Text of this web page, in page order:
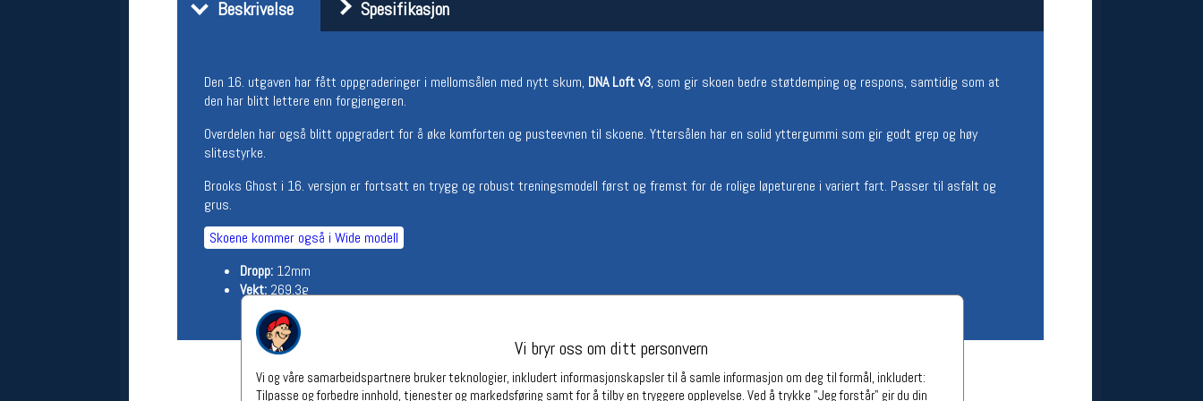
Beskrivelse Spesifikasjon
Den 16. utgaven har fått oppgraderinger i mellomsålen med nytt skum, DNA Loft v3, som gir skoen bedre støtdemping og respons, samtidig som at
den har blitt lettere enn forgjengeren.
Overdelen har også blitt oppgradert for å øke komforten og pusteevnen til skoene. Yttersålen har en solid yttergummi som gir godt grep og høy
slitestyrke.
Brooks Ghost i 16. versjon er fortsatt en trygg og robust treningsmodell først og fremst for de rolige løpeturene i variert fart. Passer til asfalt og
grus.
Skoene kommer også i Wide modell
Dropp: 12mm
Vekt: 269,3g
Vi bryr oss om ditt personvern
Vi og våre samarbeidspartnere bruker teknologier, inkludert informasjonskapsler til å samle informasjon om deg til formål, inkludert:
Tilpasse og forbedre innhold, tjenester og markedsføring samt for å tilby en tryggere opplevelse. Ved å trykke "Jeg forstår" gir du din
Åpningstider verkstedet
Om verkstedet
For å bestille time må du logge inn i
nederste blå linjen
Informasjonskapsler
Følg oss på Partnere